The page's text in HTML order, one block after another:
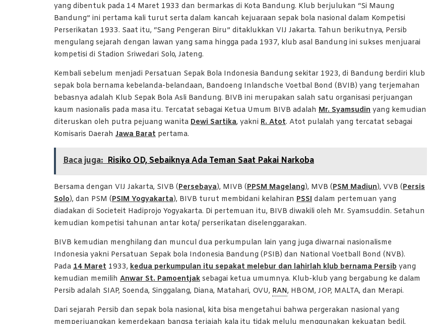
yang dibentuk pada 14 Maret 1933 dan bermarkas di Kota Bandung. Klub berjulukan “Si Maung
Bandung” ini pertama kali turut serta dalam kancah kejuaraan sepak bola nasional dalam Kompetisi
Perserikatan 1933. Saat itu, “Sang Pengeran Biru” ditaklukkan VIJ Jakarta. Tahun berikutnya, Persib
mengulang sejarah dengan lawan yang sama hingga pada 1937, klub asal Bandung ini sukses menjuarai
kompetisi di Stadion Sriwedari Solo, Jateng.
Kembali sebelum menjadi Persatuan Sepak Bola Indonesia Bandung sekitar 1923, di Bandung berdiri klub
sepak bola bernama kebelanda-belandaan, Bandoeng Inlandsche Voetbal Bond (BVIB) yang terjemahan
bebasnya adalah Klub Sepak Bola Asli Bandung. BIVB ini merupakan salah satu organisasi perjuangan
kaum nasionalis pada masa itu. Tercatat sebagai Ketua Umum BIVB adalah Mr. Syamsudin yang kemudian
diteruskan oleh putra pejuang wanita Dewi Sartika, yakni R. Atot. Atot pulalah yang tercatat sebagai
Komisaris Daerah Jawa Barat pertama.
Baca juga: Risiko OD, Sebaiknya Ada Teman Saat Pakai Narkoba
Bersama dengan VIJ Jakarta, SIVB (Persebaya), MIVB (PPSM Magelang), MVB (PSM Madiun), VVB (Persis
Solo), dan PSM (PSIM Yogyakarta), BIVB turut membidani kelahiran PSSI dalam pertemuan yang
diadakan di Societeit Hadiprojo Yogyakarta. Di pertemuan itu, BIVB diwakili oleh Mr. Syamsuddin. Setahun
kemudian kompetisi tahunan antar kota/ perserikatan diselenggarakan.
BIVB kemudian menghilang dan muncul dua perkumpulan lain yang juga diwarnai nasionalisme
Indonesia yakni Persatuan Sepak bola Indonesia Bandung (PSIB) dan National Voetball Bond (NVB).
Pada 14 Maret 1933, kedua perkumpulan itu sepakat melebur dan lahirlah klub bernama Persib yang
kemudian memilih Anwar St. Pamoentjak sebagai ketua umumnya. Klub-klub yang bergabung ke dalam
Persib adalah SIAP, Soenda, Singgalang, Diana, Matahari, OVU, RAN, HBOM, JOP, MALTA, dan Merapi.
Dari sejarah Persib dan sepak bola nasional, kita bisa mengetahui bahwa pergerakan nasional yang